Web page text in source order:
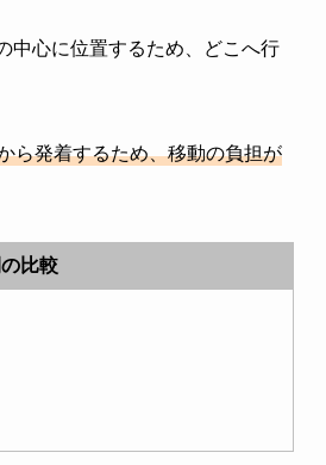
中心に位置するため、どこへ行
ら発着するため、移動の負担が
比較